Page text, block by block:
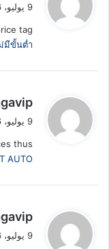
ل
9 يوليو، 2026 الساعة 2:10 ص
tag
มีขั้นต่ำ
ي
ل
9 يوليو، 2026 الساعة 2:11 ص
thus
AUTO
ي
9 يوليو، 2026 الساعة 2:16 ص